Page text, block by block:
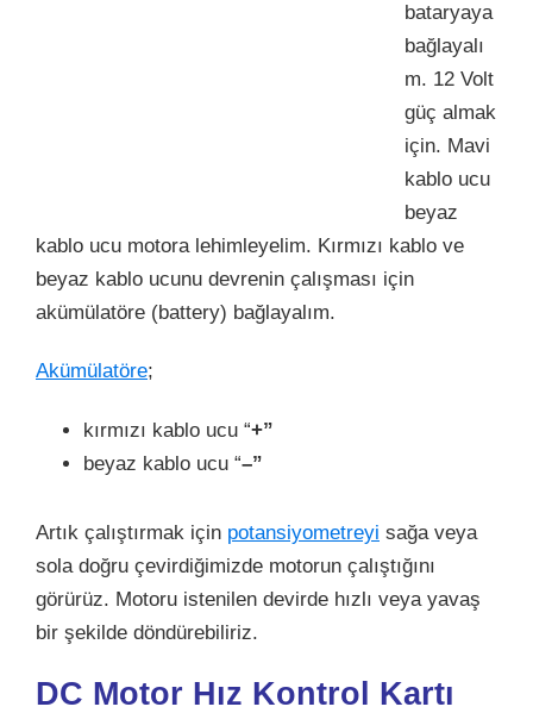
bataryaya
bağlayalı
m. 12 Volt
güç almak
için. Mavi
kablo ucu
beyaz
kablo ucu motora lehimleyelim. Kırmızı kablo ve
beyaz kablo ucunu devrenin çalışması için
akümülatöre (battery) bağlayalım.
Akümülatöre;
kırmızı kablo ucu “+”
beyaz kablo ucu “–”
Artık çalıştırmak için potansiyometreyi sağa veya
sola doğru çevirdiğimizde motorun çalıştığını
görürüz. Motoru istenilen devirde hızlı veya yavaş
bir şekilde döndürebiliriz.
DC Motor Hız Kontrol Kartı